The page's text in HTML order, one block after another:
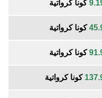
كونا كرواتية
كونا كرواتية
كونا كرواتية
كونا كرواتية